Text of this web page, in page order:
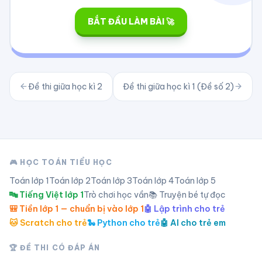
BẮT ĐẦU LÀM BÀI 🚀
Đề thi giữa học kì 2 Đề thi giữa học kì 1 (Đề số 2)
🎮 HỌC TOÁN TIỂU HỌC
Toán lớp 1Toán lớp 2Toán lớp 3Toán lớp 4Toán lớp 5
🔤 Tiếng Việt lớp 1Trò chơi học vần📚 Truyện bé tự đọc
🎒 Tiền lớp 1 — chuẩn bị vào lớp 1🤖 Lập trình cho trẻ
🐱 Scratch cho trẻ🐍 Python cho trẻ🤖 AI cho trẻ em
🏆 ĐỀ THI CÓ ĐÁP ÁN